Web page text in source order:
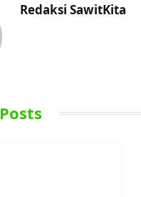
Redaksi SawitKita
Posts